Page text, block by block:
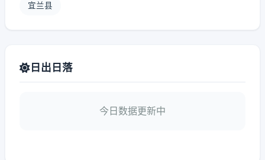
宜兰县
日出日落
今日数据更新中